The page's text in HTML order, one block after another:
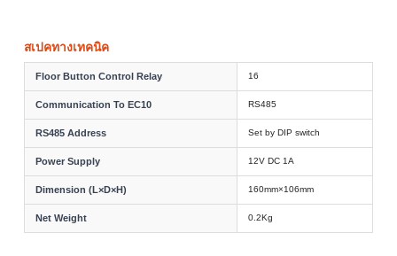
สเปคทางเทคนิค
Floor Button Control Relay 16
Communication To EC10 RS485
RS485 Address Set by DIP switch
Power Supply 12V DC 1A
Dimension (L×D×H) 160mm×106mm
Net Weight 0.2Kg